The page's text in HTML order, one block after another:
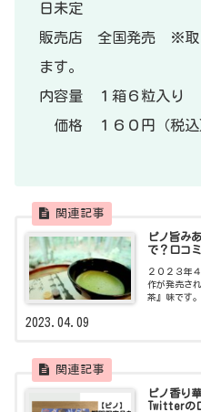
日未定
販売店 全国発売 ※取
ます。
内容量 １箱６粒入り
価格 １６０円（税込
ピノ旨み
で？口コ
２０２３年
作が発売さ
茶』味です
の方が注目
2023.04.09
ピノ香り
Twitterの